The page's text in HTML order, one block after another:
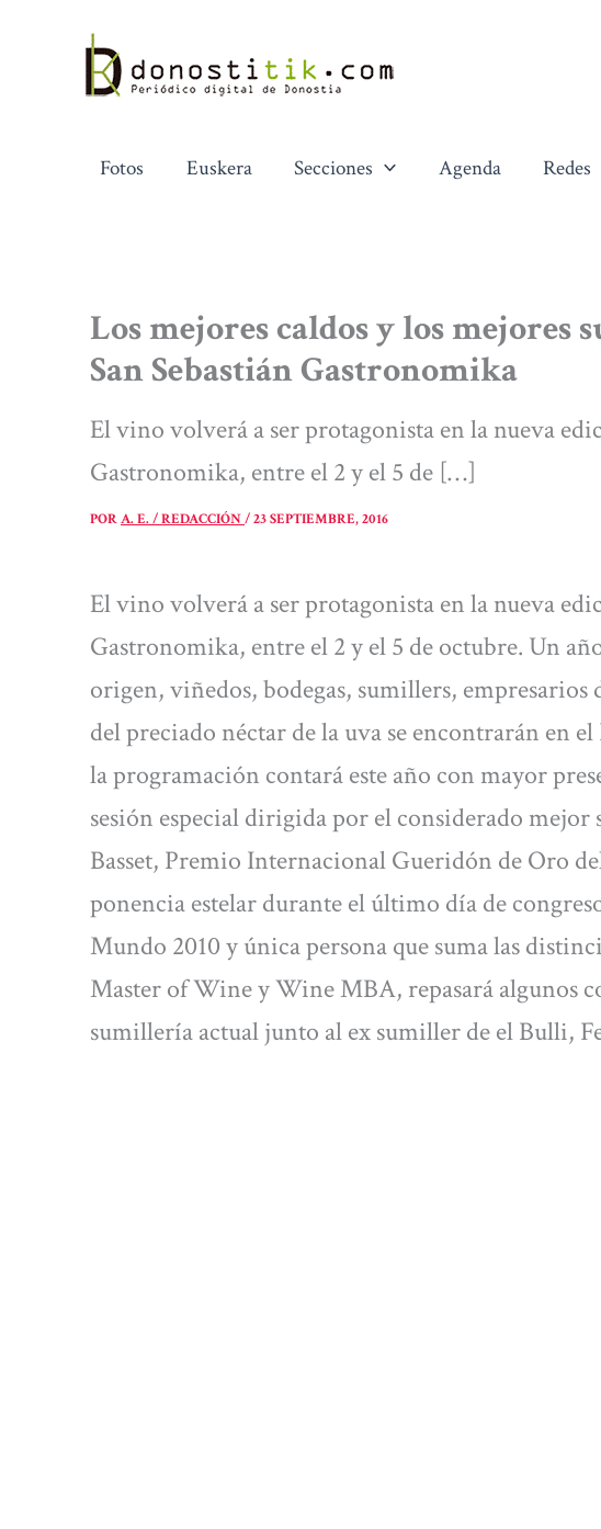
contenido
Fotos Euskera Secciones Agenda Redes
Los mejores caldos y los
San Sebastián Gastronomika
El vino volverá a ser protagonista en la nueva
Gastronomika, entre el 2 y el 5 de […]
PORA. E. / REDACCIÓN/23 SEPTIEMBRE, 2016
El vino volverá a ser protagonista en la nueva
Gastronomika, entre el 2 y el 5 de octubre. Un
origen, viñedos, bodegas, sumillers, empresarios
del preciado néctar de la uva se encontrarán en el
la programación contará este año con mayor
sesión especial dirigida por el considerado
Basset, Premio Internacional Gueridón de Oro
ponencia estelar durante el último día de
Mundo 2010 y única persona que suma las
Master of Wine y Wine MBA, repasará algunos
sumillería actual junto al ex sumiller de el Bulli,